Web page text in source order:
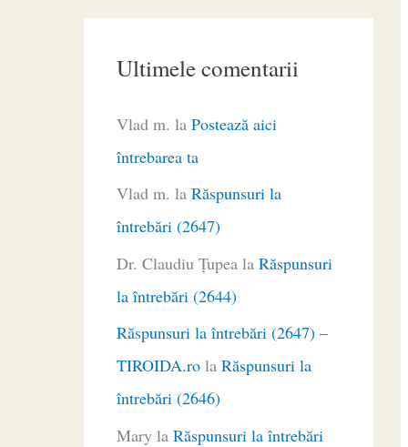
Ultimele comentarii
Vlad m. la Postează aici
întrebarea ta
Vlad m. la Răspunsuri la
întrebări (2647)
Dr. Claudiu Ţupea la Răspunsuri
la întrebări (2644)
Răspunsuri la întrebări (2647) –
TIROIDA.ro la Răspunsuri la
întrebări (2646)
Mary la Răspunsuri la întrebări